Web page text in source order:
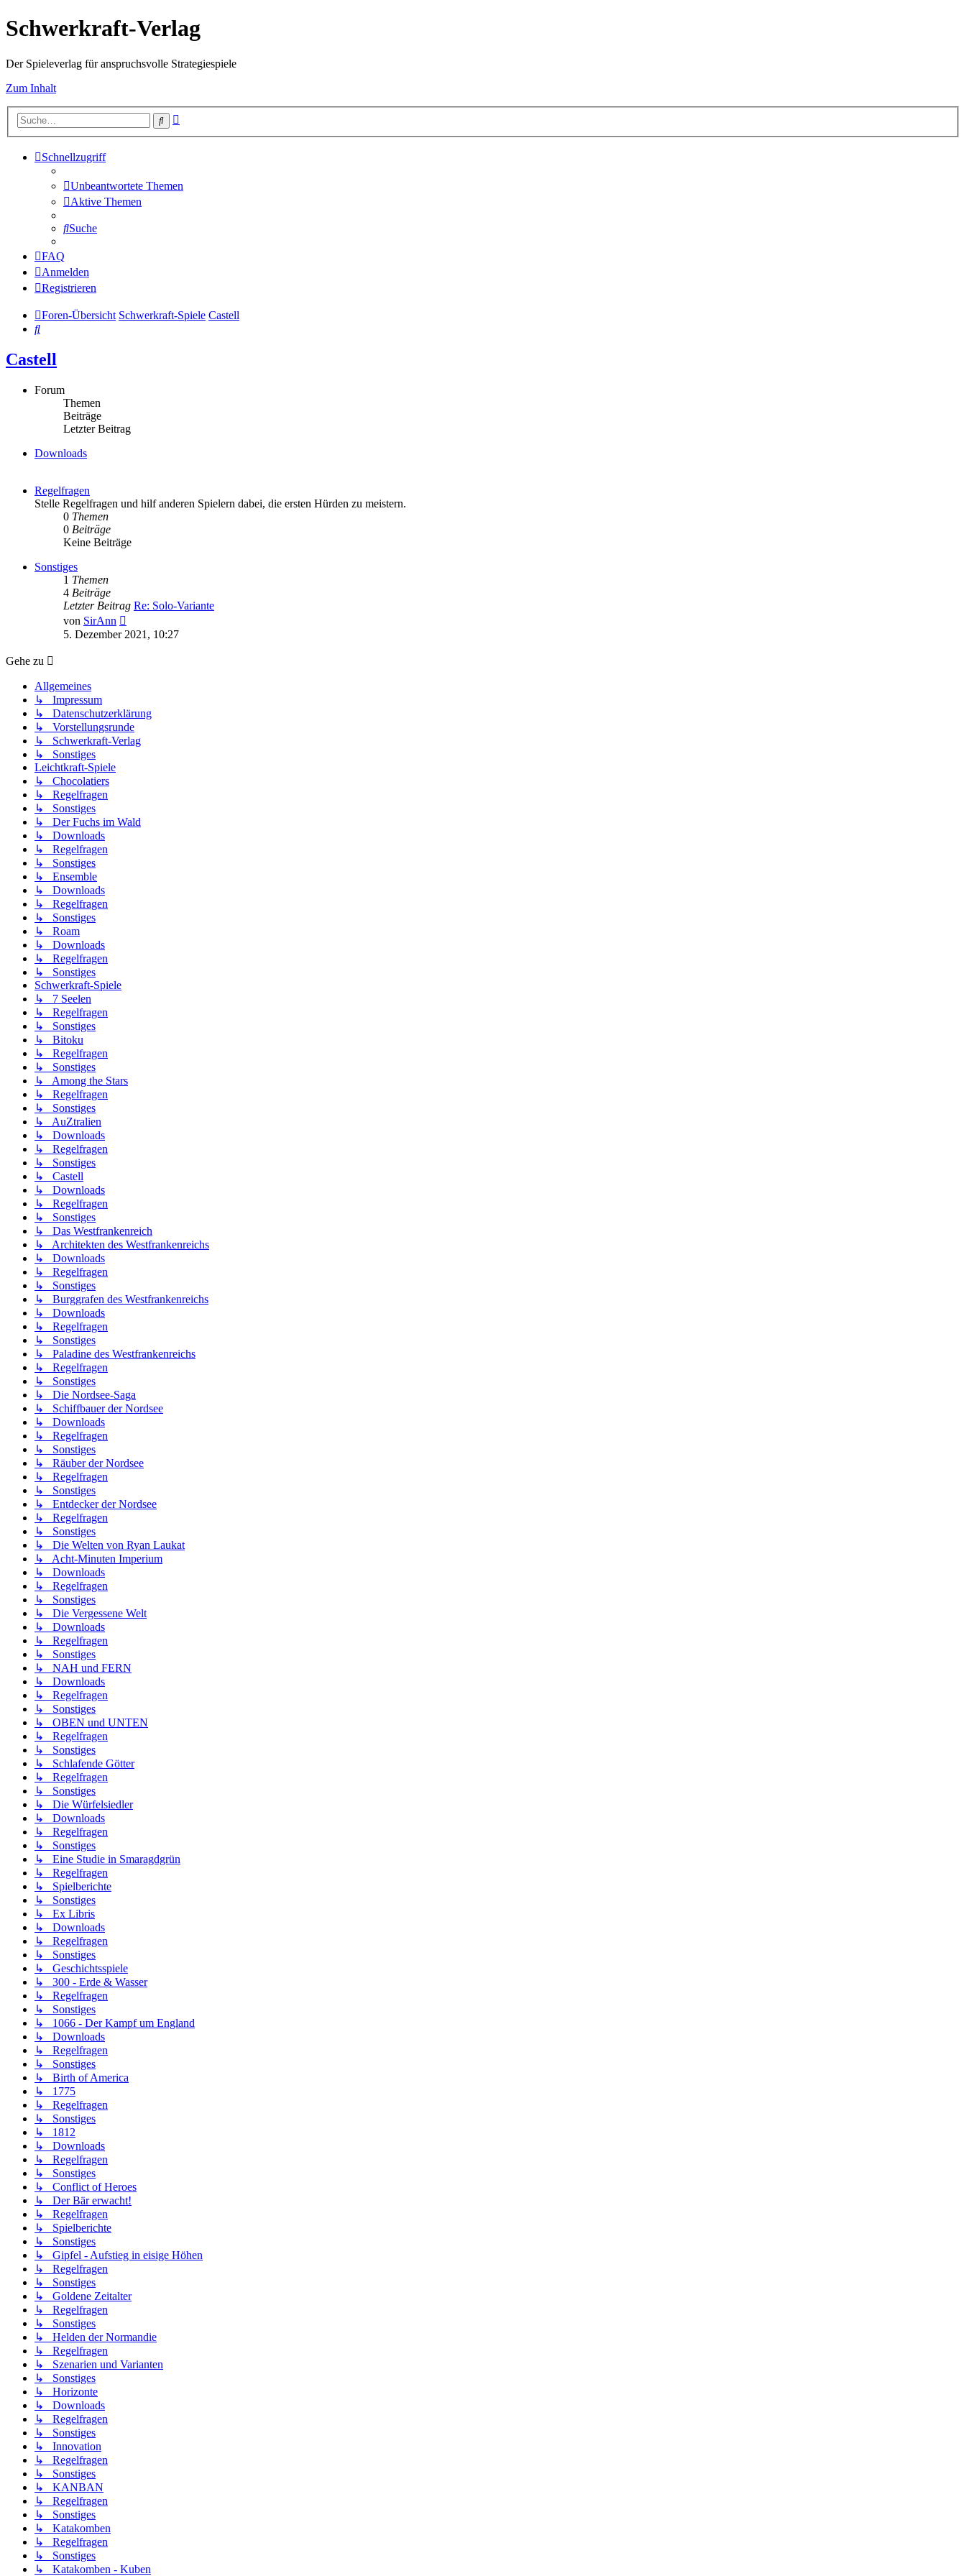
Schwerkraft-Verlag
Der Spieleverlag für anspruchsvolle Strategiespiele
Zum Inhalt
Suche
Schnellzugriff
Unbeantwortete Themen
Aktive Themen
Suche
FAQ
Anmelden
Registrieren
Foren-Übersicht Schwerkraft-Spiele Castell
Suche
Castell
Forum
Themen
Beiträge
Letzter Beitrag
Downloads
Regelfragen
Stelle Regelfragen und hilf anderen Spielern dabei, die ersten Hürden zu meistern.
0 Themen
0 Beiträge
Keine Beiträge
Sonstiges
1 Themen
4 Beiträge
Letzter Beitrag Re: Solo-Variante
von SirAnn
Beitrag
5. Dezember 2021, 10:27
Gehe zu
Allgemeines
↳ Impressum
↳ Datenschutzerklärung
↳ Vorstellungsrunde
↳ Schwerkraft-Verlag
↳ Sonstiges
Leichtkraft-Spiele
↳ Chocolatiers
↳ Regelfragen
↳ Sonstiges
↳ Der Fuchs im Wald
↳ Downloads
↳ Regelfragen
↳ Sonstiges
↳ Ensemble
↳ Downloads
↳ Regelfragen
↳ Sonstiges
↳ Roam
↳ Downloads
↳ Regelfragen
↳ Sonstiges
Schwerkraft-Spiele
↳ 7 Seelen
↳ Regelfragen
↳ Sonstiges
↳ Bitoku
↳ Regelfragen
↳ Sonstiges
↳ Among the Stars
↳ Regelfragen
↳ Sonstiges
↳ AuZtralien
↳ Downloads
↳ Regelfragen
↳ Sonstiges
↳ Castell
↳ Downloads
↳ Regelfragen
↳ Sonstiges
↳ Das Westfrankenreich
↳ Architekten des Westfrankenreichs
↳ Downloads
↳ Regelfragen
↳ Sonstiges
↳ Burggrafen des Westfrankenreichs
↳ Downloads
↳ Regelfragen
↳ Sonstiges
↳ Paladine des Westfrankenreichs
↳ Regelfragen
↳ Sonstiges
↳ Die Nordsee-Saga
↳ Schiffbauer der Nordsee
↳ Downloads
↳ Regelfragen
↳ Sonstiges
↳ Räuber der Nordsee
↳ Regelfragen
↳ Sonstiges
↳ Entdecker der Nordsee
↳ Regelfragen
↳ Sonstiges
↳ Die Welten von Ryan Laukat
↳ Acht-Minuten Imperium
↳ Downloads
↳ Regelfragen
↳ Sonstiges
↳ Die Vergessene Welt
↳ Downloads
↳ Regelfragen
↳ Sonstiges
↳ NAH und FERN
↳ Downloads
↳ Regelfragen
↳ Sonstiges
↳ OBEN und UNTEN
↳ Regelfragen
↳ Sonstiges
↳ Schlafende Götter
↳ Regelfragen
↳ Sonstiges
↳ Die Würfelsiedler
↳ Downloads
↳ Regelfragen
↳ Sonstiges
↳ Eine Studie in Smaragdgrün
↳ Regelfragen
↳ Spielberichte
↳ Sonstiges
↳ Ex Libris
↳ Downloads
↳ Regelfragen
↳ Sonstiges
↳ Geschichtsspiele
↳ 300 - Erde & Wasser
↳ Regelfragen
↳ Sonstiges
↳ 1066 - Der Kampf um England
↳ Downloads
↳ Regelfragen
↳ Sonstiges
↳ Birth of America
↳ 1775
↳ Regelfragen
↳ Sonstiges
↳ 1812
↳ Downloads
↳ Regelfragen
↳ Sonstiges
↳ Conflict of Heroes
↳ Der Bär erwacht!
↳ Regelfragen
↳ Spielberichte
↳ Sonstiges
↳ Gipfel - Aufstieg in eisige Höhen
↳ Regelfragen
↳ Sonstiges
↳ Goldene Zeitalter
↳ Regelfragen
↳ Sonstiges
↳ Helden der Normandie
↳ Regelfragen
↳ Szenarien und Varianten
↳ Sonstiges
↳ Horizonte
↳ Downloads
↳ Regelfragen
↳ Sonstiges
↳ Innovation
↳ Regelfragen
↳ Sonstiges
↳ KANBAN
↳ Regelfragen
↳ Sonstiges
↳ Katakomben
↳ Regelfragen
↳ Sonstiges
↳ Katakomben - Kuben